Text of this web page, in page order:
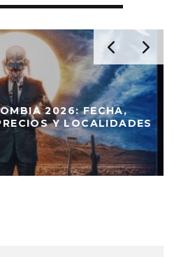
‘RUNNING’: PUNK ROCK
DE FRENTE